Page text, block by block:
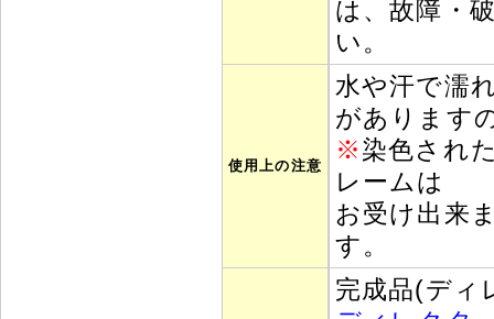
は、故障・
い。
使用上の注意
水や汗で濡
があります
※染色され
レームは
お受け出来
す。
完成品(ディ